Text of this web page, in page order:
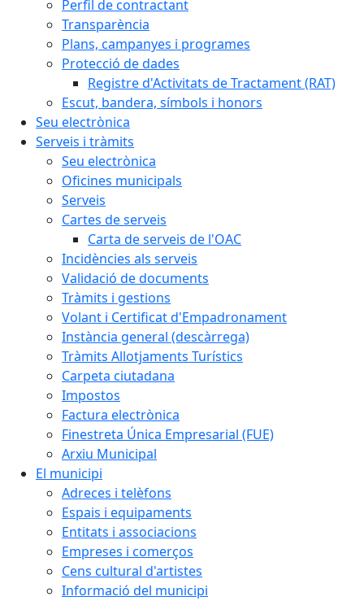
Perfil de contractant
Transparència
Plans, campanyes i programes
Protecció de dades
Registre d'Activitats de Tractament (RAT)
Escut, bandera, símbols i honors
Seu electrònica
Serveis i tràmits
Seu electrònica
Oficines municipals
Serveis
Cartes de serveis
Carta de serveis de l'OAC
Incidències als serveis
Validació de documents
Tràmits i gestions
Volant i Certificat d'Empadronament
Instància general (descàrrega)
Tràmits Allotjaments Turístics
Carpeta ciutadana
Impostos
Factura electrònica
Finestreta Única Empresarial (FUE)
Arxiu Municipal
El municipi
Adreces i telèfons
Espais i equipaments
Entitats i associacions
Empreses i comerços
Cens cultural d'artistes
Informació del municipi